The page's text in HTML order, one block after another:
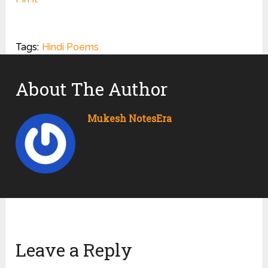
Tags: Hindi Poems
About The Author
Mukesh NotesEra
Leave a Reply